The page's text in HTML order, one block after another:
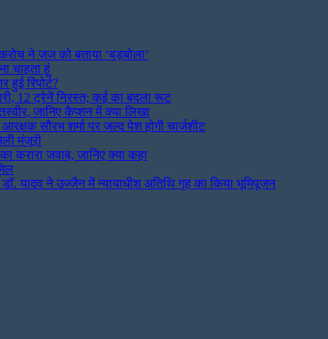
ने जज को बताया ‘बड़बोला’
चाहता हूं
रिपोर्ट?
12 ट्रेनें निरस्त; कई का बदला रूट
जानिए कैप्शन में क्या लिखा
सौरभ शर्मा पर जल्द पेश होगी चार्जशीट
मंजूरी
करारा जवाब, जानिए क्या कहा
यादव ने उज्जैन में न्यायाधीश अतिथि गृह का किया भूमिपूजन